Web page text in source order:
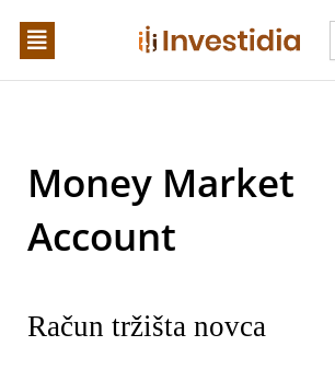
Money Market
Account
Račun tržišta novca